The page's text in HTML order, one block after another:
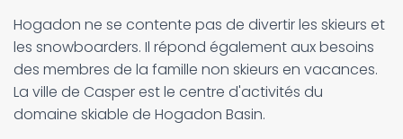
Hogadon ne se contente pas de divertir les skieurs et
les snowboarders. Il répond également aux besoins
des membres de la famille non skieurs en vacances.
La ville de Casper est le centre d'activités du
domaine skiable de Hogadon Basin.